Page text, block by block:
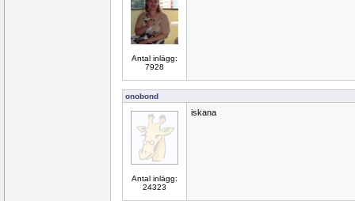
Antal inlägg:
7928
onobond
Antal inlägg:
24323
iskana